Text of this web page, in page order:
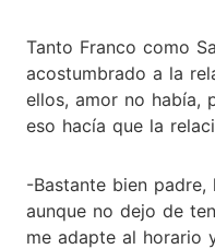
Tanto Franco como
acostumbrado a la
ellos, amor no había,
eso hacía que la
-Bastante bien padre,
aunque no dejo de
me adapte al horario